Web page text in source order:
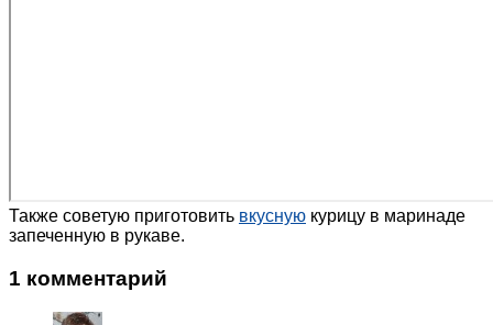
Также советую приготовить вкусную курицу в маринаде
запеченную в рукаве.
1 комментарий